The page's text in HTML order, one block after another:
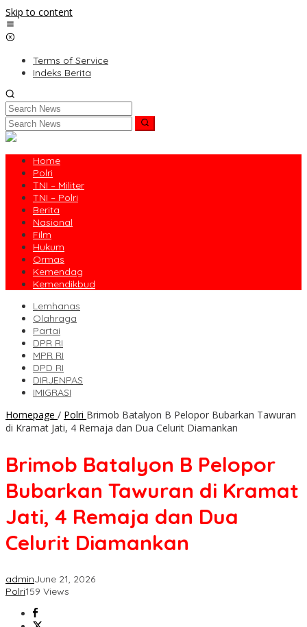
Skip to content
Terms of Service
Indeks Berita
Home
Polri
TNI – Militer
TNI – Polri
Berita
Nasional
Film
Hukum
Ormas
Kemendag
Kemendikbud
Lemhanas
Olahraga
Partai
DPR RI
MPR RI
DPD RI
DIRJENPAS
IMIGRASI
Homepage / Polri Brimob Batalyon B Pelopor Bubarkan Tawuran
di Kramat Jati, 4 Remaja dan Dua Celurit Diamankan
Brimob Batalyon B Pelopor
Bubarkan Tawuran di Kramat
Jati, 4 Remaja dan Dua
Celurit Diamankan
adminJune 21, 2026
Polri159 Views